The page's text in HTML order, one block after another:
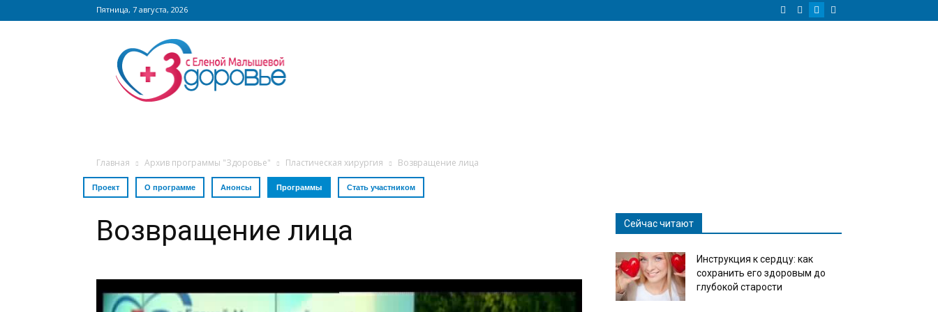
Пятница, 7 августа, 2026
Сайт
zdorovieinfo.ru
крупнейший
медицинский
Главная Архив программы "Здоровье" Пластическая хирургия Возвращение лица
Проект О программе Анонсы Программы Стать участником
Возвращение лица Сейчас читают
Инструкция к сердцу: как
сохранить его здоровым до
глубокой старости